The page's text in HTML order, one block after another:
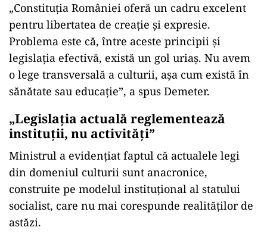
„Constituția României oferă un cadru excelent
pentru libertatea de creație și expresie.
Problema este că, între aceste principii și
legislația efectivă, există un gol uriaș. Nu avem
o lege transversală a culturii, așa cum există în
sănătate sau educație”, a spus Demeter.
„Legislația actuală reglementează
instituții, nu activități”
Ministrul a evidențiat faptul că actualele legi
din domeniul culturii sunt anacronice,
construite pe modelul instituțional al statului
socialist, care nu mai corespunde realităților de
astăzi.